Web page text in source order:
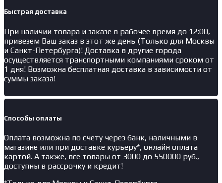
1400*700
Быстрая доставка
При наличии товара и заказе в рабочее время до 12:00,
привезем Ваш заказ в этот же день (Только для Москвы
и Санкт-Петербурга)! Доставка в другие города
осуществляется транспортными компаниями сроком от
1 дня! Возможна бесплатная доставка в зависимости от
суммы заказа!
Способы оплаты
Оплата возможна по счету через банк, наличными в
магазине или при доставке курьеру*, онлайн оплата
картой. А также, все товары от 3000 до 550000 руб.,
доступны в рассрочку и кредит!